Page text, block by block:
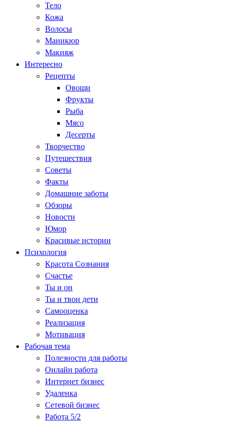
Тело
Кожа
Волосы
Маникюр
Макияж
Интересно
Рецепты
Овощи
Фрукты
Рыба
Мясо
Десерты
Творчество
Путешествия
Советы
Факты
Домашние заботы
Обзоры
Новости
Юмор
Красивые истории
Психология
Красота Сознания
Счастье
Ты и он
Ты и твои дети
Самооценка
Реализация
Мотивация
Рабочая тема
Полезности для работы
Онлайн работа
Интернет бизнес
Удаленка
Сетевой бизнес
Работа 5/2